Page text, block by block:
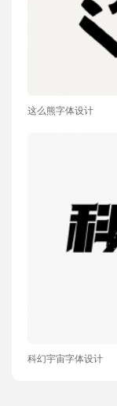
这么熊字体设计
科幻宇宙字体设计